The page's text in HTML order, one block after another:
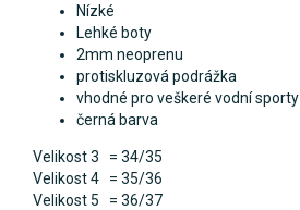
Nízké
Lehké boty
2mm neoprenu
protiskluzová podrážka
vhodné pro veškeré vodní sporty
černá barva
Velikost 3 = 34/35
Velikost 4 = 35/36
Velikost 5 = 36/37